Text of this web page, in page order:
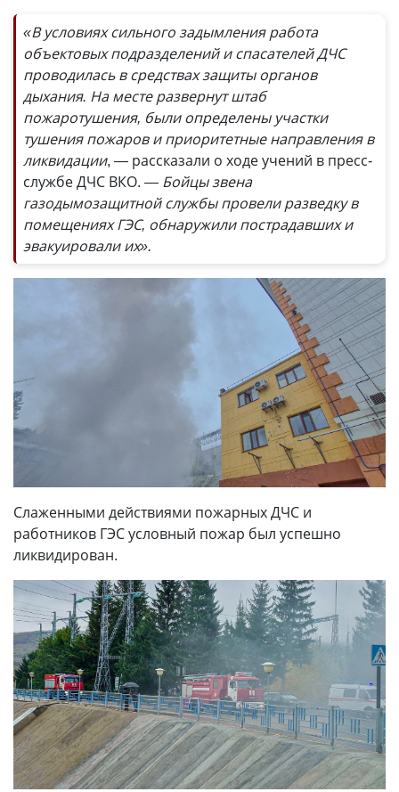
«В условиях сильного задымления работа
объектовых подразделений и спасателей ДЧС
проводилась в средствах защиты органов
дыхания. На месте развернут штаб
пожаротушения, были определены участки
тушения пожаров и приоритетные направления в
ликвидации, — рассказали о ходе учений в пресс-
службе ДЧС ВКО. — Бойцы звена
газодымозащитной службы провели разведку в
помещениях ГЭС, обнаружили пострадавших и
эвакуировали их».
Слаженными действиями пожарных ДЧС и
работников ГЭС условный пожар был успешно
ликвидирован.